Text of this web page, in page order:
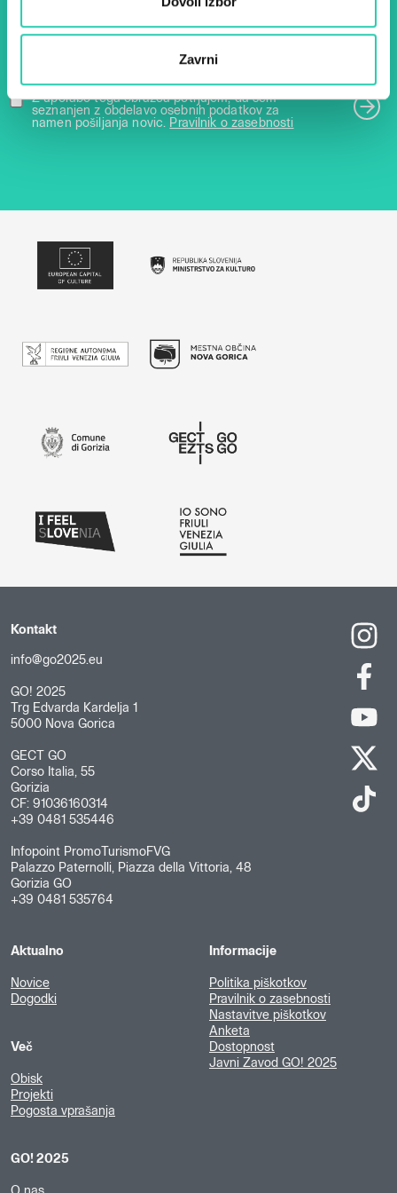
Zavrni
Z uporabo tega obrazca potrjujem, da sem
seznanjen z obdelavo osebnih podatkov za
namen pošiljanja novic. Pravilnik o zasebnosti
Kontakt
info@go2025.eu
GO! 2025
Trg Edvarda Kardelja 1
5000 Nova Gorica
GECT GO
Corso Italia, 55
Gorizia
CF: 91036160314
+39 0481 535446
Infopoint PromoTurismoFVG
Palazzo Paternolli, Piazza della Vittoria, 48
Gorizia GO
+39 0481 535764
Aktualno
Novice
Dogodki
Več
Obisk
Projekti
Pogosta vprašanja
GO! 2025
Informacije
Politika piškotkov
Pravilnik o zasebnosti
Nastavitve piškotkov
Anketa
Dostopnost
Javni Zavod GO! 2025